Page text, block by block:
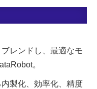
レンドし、最適なモ
。
内製化、効率化、精度